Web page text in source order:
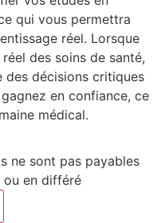
qui vous permettra
réel. Lorsque
des soins de santé,
des décisions critiques
en confiance, ce
médical.
ne sont pas payables
ou en différé